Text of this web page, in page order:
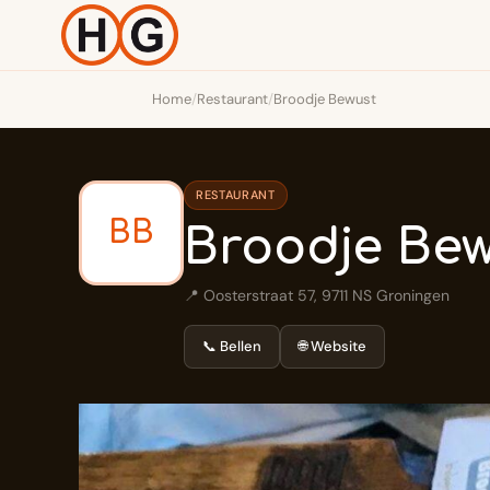
Home/Restaurant/Broodje Bewust
BB
RESTAURANT
Broodje
📍 Oosterstraat 57, 9711 NS Groningen
📞 Bellen 🌐 Website